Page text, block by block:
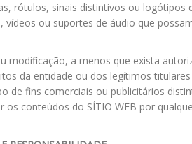
rótulos, sinais distintivos ou logótipos
vídeos ou suportes de áudio que
modificação, a menos que exista
da entidade ou dos legítimos
de fins comerciais ou publicitários
os conteúdos do SÍTIO WEB por